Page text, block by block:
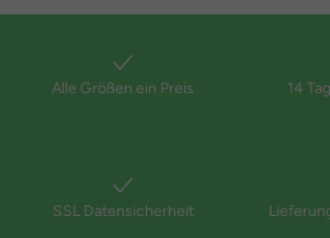
Alle Größen ein Preis 14
SSL Datensicherheit